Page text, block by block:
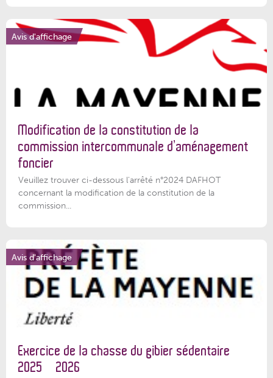
Avis d'affichage
Modification de la constitution de la
commission intercommunale d’aménagement
foncier
Veuillez trouver ci-dessous l'arrêté n°2024 DAFHOT
concernant la modification de la constitution de la
commission...
Avis d'affichage
Exercice de la chasse du gibier sédentaire
2025 – 2026